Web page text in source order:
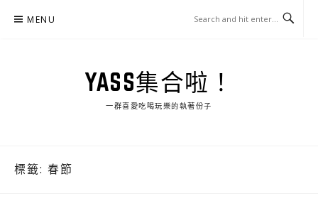
MENU
YASS集合啦！
一群喜愛吃喝玩樂的執著份子
標籤: 春節